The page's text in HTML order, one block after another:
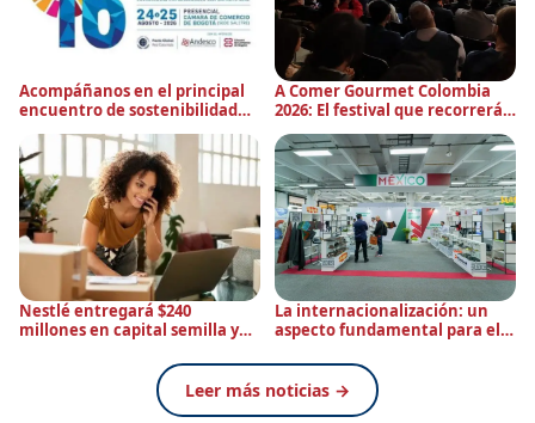
Acompáñanos en el principal
encuentro de sostenibilidad
empresarial de Colombia: 16
Congreso de Pacto Global Red
Colombia
A Comer Gourmet Colombia
2026: El festival que recorrerá
el país en busca del mejor
plato de autor de Colombia
Nestlé entregará $240
millones en capital semilla y
La internacionalización: un
aspecto fundamental para el
Italia y México
Leer más noticias →